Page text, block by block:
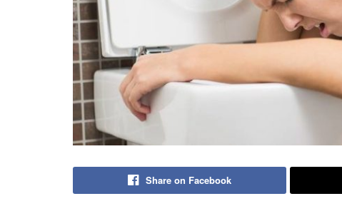
Share on Facebook